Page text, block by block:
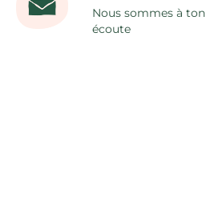
Nous sommes à ton
écoute